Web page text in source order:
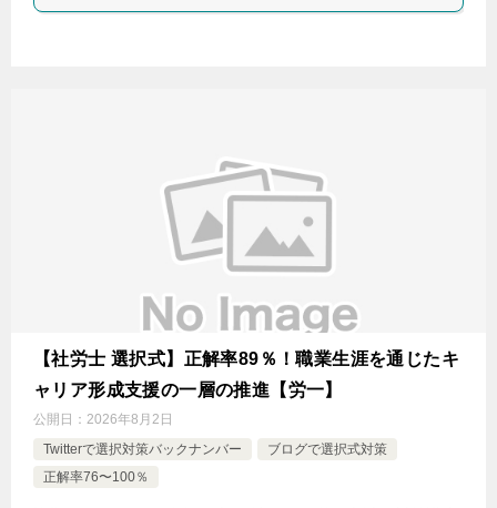
【社労士 選択式】正解率89％！職業生涯を通じたキ
ャリア形成支援の一層の推進【労一】
公開日： 2026年8月2日
Twitterで選択対策バックナンバー
ブログで選択式対策
正解率76〜100％